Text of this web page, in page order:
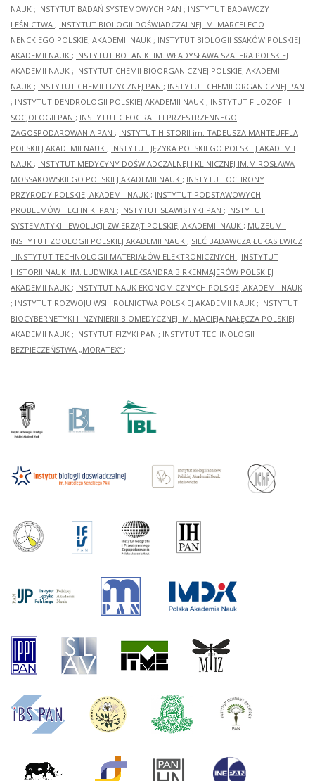
NAUK ; INSTYTUT BADAŃ SYSTEMOWYCH PAN ; INSTYTUT BADAWCZY
LEŚNICTWA ; INSTYTUT BIOLOGII DOŚWIADCZALNEJ IM. MARCELEGO
NENCKIEGO POLSKIEJ AKADEMII NAUK ; INSTYTUT BIOLOGII SSAKÓW POLSKIEJ
AKADEMII NAUK ; INSTYTUT BOTANIKI IM. WŁADYSŁAWA SZAFERA POLSKIEJ
AKADEMII NAUK ; INSTYTUT CHEMII BIOORGANICZNEJ POLSKIEJ AKADEMII
NAUK ; INSTYTUT CHEMII FIZYCZNEJ PAN ; INSTYTUT CHEMII ORGANICZNEJ PAN
; INSTYTUT DENDROLOGII POLSKIEJ AKADEMII NAUK ; INSTYTUT FILOZOFII I
SOCJOLOGII PAN ; INSTYTUT GEOGRAFII I PRZESTRZENNEGO
ZAGOSPODAROWANIA PAN ; INSTYTUT HISTORII im. TADEUSZA MANTEUFFLA
POLSKIEJ AKADEMII NAUK ; INSTYTUT JĘZYKA POLSKIEGO POLSKIEJ AKADEMII
NAUK ; INSTYTUT MEDYCYNY DOŚWIADCZALNEJ I KLINICZNEJ IM.MIROSŁAWA
MOSSAKOWSKIEGO POLSKIEJ AKADEMII NAUK ; INSTYTUT OCHRONY
PRZYRODY POLSKIEJ AKADEMII NAUK ; INSTYTUT PODSTAWOWYCH
PROBLEMÓW TECHNIKI PAN ; INSTYTUT SLAWISTYKI PAN ; INSTYTUT
SYSTEMATYKI I EWOLUCJI ZWIERZĄT POLSKIEJ AKADEMII NAUK ; MUZEUM I
INSTYTUT ZOOLOGII POLSKIEJ AKADEMII NAUK ; SIEĆ BADAWCZA ŁUKASIEWICZ
- INSTYTUT TECHNOLOGII MATERIAŁÓW ELEKTRONICZNYCH ; INSTYTUT
HISTORII NAUKI IM. LUDWIKA I ALEKSANDRA BIRKENMAJERÓW POLSKIEJ
AKADEMII NAUK ; INSTYTUT NAUK EKONOMICZNYCH POLSKIEJ AKADEMII NAUK
; INSTYTUT ROZWOJU WSI I ROLNICTWA POLSKIEJ AKADEMII NAUK ; INSTYTUT
BIOCYBERNETYKI I INŻYNIERII BIOMEDYCZNEJ IM. MACIEJA NAŁĘCZA POLSKIEJ
AKADEMII NAUK ; INSTYTUT FIZYKI PAN ; INSTYTUT TECHNOLOGII
BEZPIECZEŃSTWA „MORATEX” ;